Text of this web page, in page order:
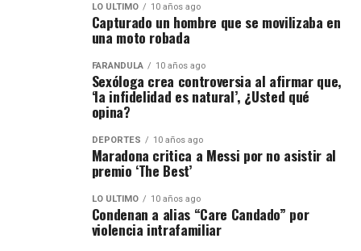
LO ÚLTIMO 10 años ago
Capturado un hombre que se movilizaba en
una moto robada
FARÁNDULA 10 años ago
Sexóloga crea controversia al afirmar que,
‘la infidelidad es natural’, ¿Usted qué
opina?
DEPORTES 10 años ago
Maradona critica a Messi por no asistir al
premio ‘The Best’
LO ÚLTIMO 10 años ago
Condenan a alias “Care Candado” por
violencia intrafamiliar